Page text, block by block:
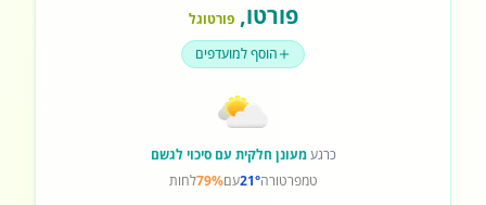
פורטו,פורטוגל
הוסף למועדפים
כרגעמעונן חלקית עם סיכוי לגשם
טמפרטורה21°עם79%לחות